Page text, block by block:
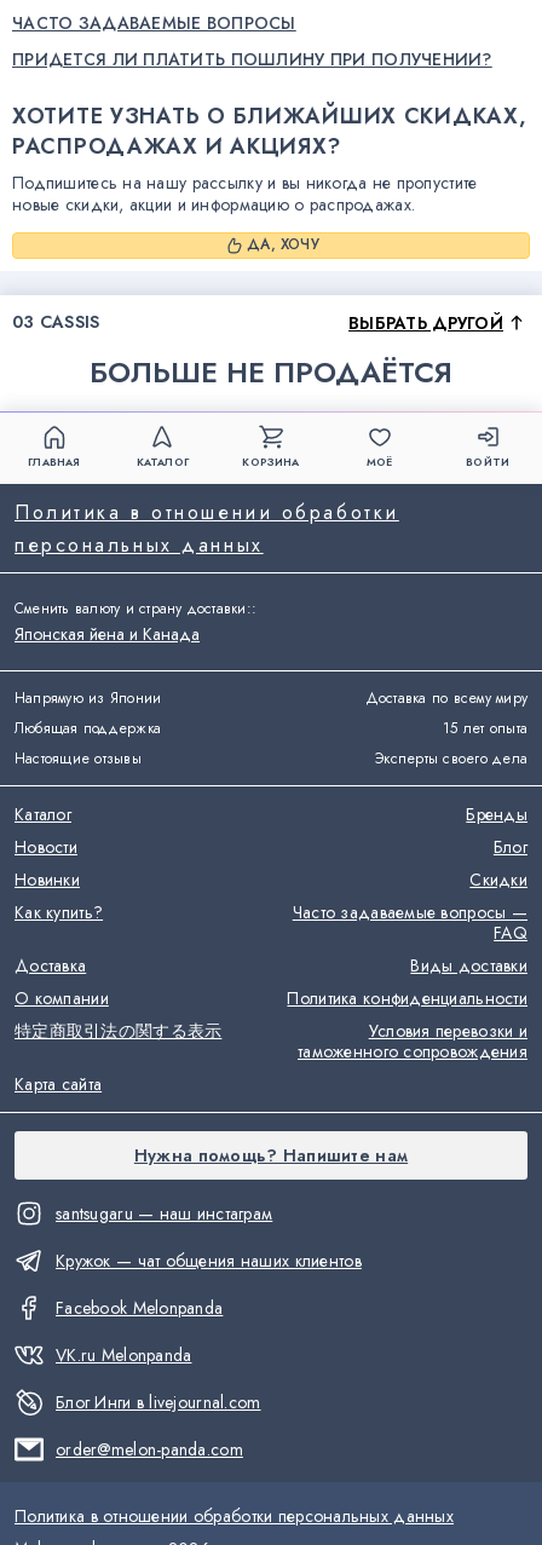
ЧАСТО ЗАДАВАЕМЫЕ ВОПРОСЫ
ПРИДЕТСЯ ЛИ ПЛАТИТЬ ПОШЛИНУ ПРИ ПОЛУЧЕНИИ?
ХОТИТЕ УЗНАТЬ О БЛИЖАЙШИХ СКИДКАХ,
РАСПРОДАЖАХ И АКЦИЯХ?
Подпишитесь на нашу рассылку и вы никогда не пропустите
новые скидки, акции и информацию о распродажах.
ДА, ХОЧУ
03 CASSIS ВЫБРАТЬ ДРУГОЙ
БОЛЬШЕ НЕ ПРОДАЁТСЯ
ГЛАВНАЯ КАТАЛОГ КОРЗИНА МОЁ ВОЙТИ
Напрямую из Японии
Доставка по всему миру
Любящая поддержка
15 лет опыта
Настоящие отзывы
Эксперты своего дела
santsugaru — наш инстаграм
Кружок — чат общения наших клиентов
Facebook Melonpanda
VK.ru Melonpanda
Блог Инги в livejournal.com
order@melon-panda.com
Политика в отношении обработки
персональных данных
Каталог
Бренды
Новости
Блог
Новинки
Скидки
Как купить?
Часто задаваемые вопросы —
FAQ
Доставка
Виды доставки
О компании
Политика конфиденциальности
特定商取引法の関する表示
Условия перевозки и
таможенного сопровождения
Карта сайта
Сменить валюту и страну доставки::
Японская йена и Канада
Нужна помощь? Напишите нам
Политика в отношении обработки персональных данных